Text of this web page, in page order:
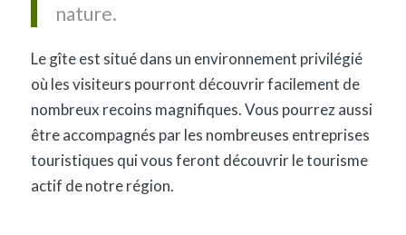
nature.
Le gîte est situé dans un environnement privilégié
où les visiteurs pourront découvrir facilement de
nombreux recoins magnifiques. Vous pourrez aussi
être accompagnés par les nombreuses entreprises
touristiques qui vous feront découvrir le tourisme
actif de notre région.